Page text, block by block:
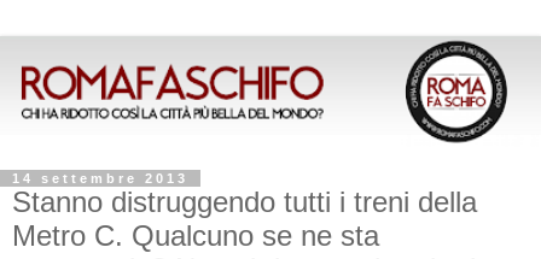
14 settembre 2013
Stanno distruggendo tutti i treni della
Metro C. Qualcuno se ne sta